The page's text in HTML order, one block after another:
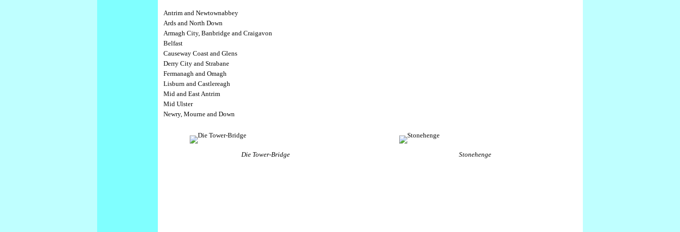
Antrim and Newtownabbey
Ards and North Down
Armagh City, Banbridge and Craigavon
Belfast
Causeway Coast and Glens
Derry City and Strabane
Fermanagh and Omagh
Lisburn and Castlereagh
Mid and East Antrim
Mid Ulster
Newry, Mourne and Down
Die Tower-Bridge Stonehenge